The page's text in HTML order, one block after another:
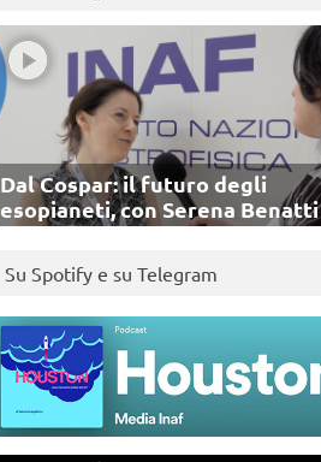
Dal Cospar: il futuro degli
esopianeti, con Serena Benatti
Su Spotify e su Telegram